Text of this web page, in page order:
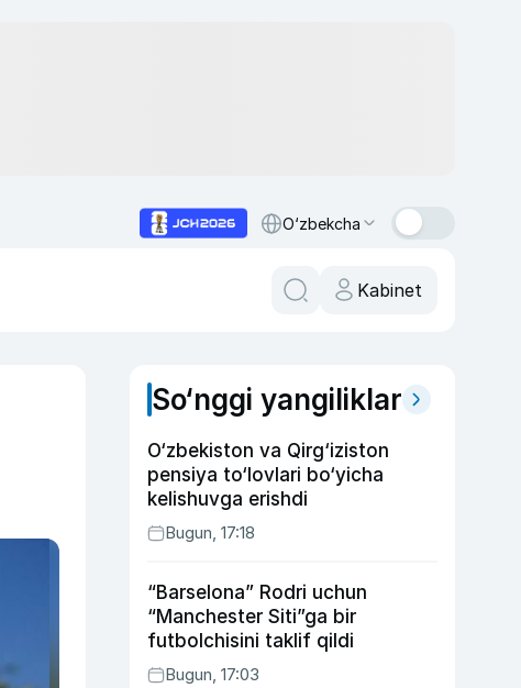
O‘zbekcha
Kabinet
So‘nggi yangiliklar
O‘zbekiston va Qirg‘iziston
pensiya to‘lovlari bo‘yicha
kelishuvga erishdi
Bugun, 17:18
“Barselona” Rodri uchun
“Manchester Siti”ga bir
futbolchisini taklif qildi
Bugun, 17:03